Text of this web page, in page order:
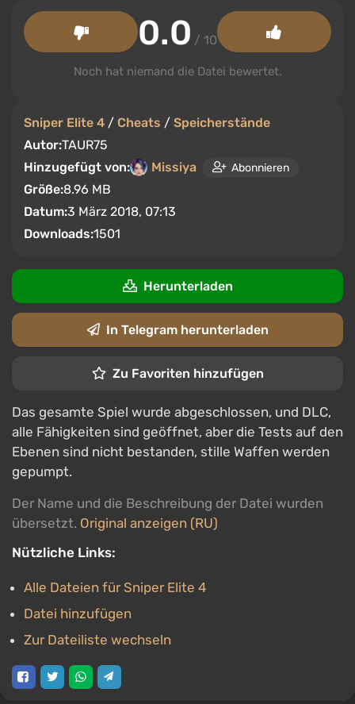
Sniper Elite 4 / Cheats / Speicherstände
Autor:TAUR75
Hinzugefügt von:
Missiya Abonnieren
Größe:8.96 MB
Datum:3 März 2018, 07:13
Downloads:1501
0.0 / 10
Noch hat niemand die Datei bewertet.
Herunterladen
In Telegram herunterladen
Zu Favoriten hinzufügen
Das gesamte Spiel wurde abgeschlossen, und DLC,
alle Fähigkeiten sind geöffnet, aber die Tests auf den
Ebenen sind nicht bestanden, stille Waffen werden
gepumpt.
Der Name und die Beschreibung der Datei wurden
übersetzt. Original anzeigen (RU)
Nützliche Links:
Alle Dateien für Sniper Elite 4
Datei hinzufügen
Zur Dateiliste wechseln